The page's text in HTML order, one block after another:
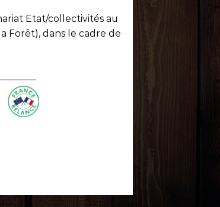
Etat/collectivités au
Forêt), dans le cadre de